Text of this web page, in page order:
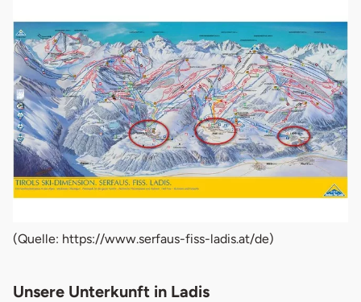
(Quelle: https://www.serfaus-fiss-ladis.at/de)
Unsere Unterkunft in Ladis